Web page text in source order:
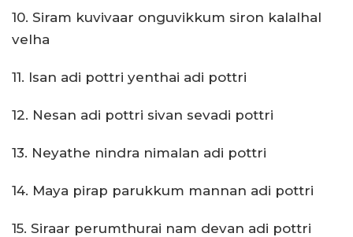
10. Siram kuvivaar onguvikkum siron kalalhal
velha
11. Isan adi pottri yenthai adi pottri
12. Nesan adi pottri sivan sevadi pottri
13. Neyathe nindra nimalan adi pottri
14. Maya pirap parukkum mannan adi pottri
15. Siraar perumthurai nam devan adi pottri